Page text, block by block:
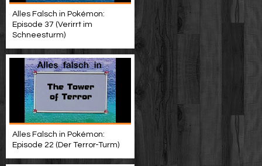
Alles Falsch in Pokémon:
Episode 37 (Verirrt im
Schneesturm)
Alles Falsch in Pokémon:
Episode 22 (Der Terror-Turm)